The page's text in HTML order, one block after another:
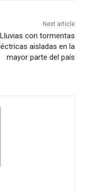
Next article
Lluvias con tormentas
aisladas en la
mayor parte del país